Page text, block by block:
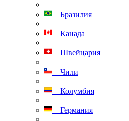
Бразилия
Канада
Швейцария
Чили
Колумбия
Германия